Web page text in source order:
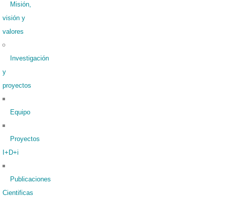
Misión,
visión y
valores
Investigación
y
proyectos
Equipo
Proyectos
I+D+i
Publicaciones
Cientificas